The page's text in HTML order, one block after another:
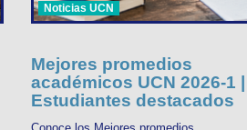
Noticias UCN
Mejores promedios
académicos UCN 2026-1 |
Estudiantes destacados
Conoce los Mejores promedios